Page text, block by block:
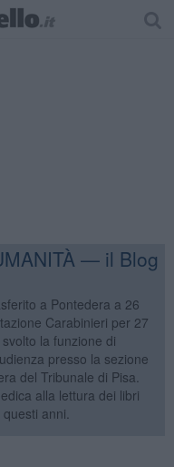
— il Blog
a Pontedera a 26
Carabinieri per 27
la funzione di
presso la sezione
del Tribunale di Pisa.
alla lettura dei libri
anni.